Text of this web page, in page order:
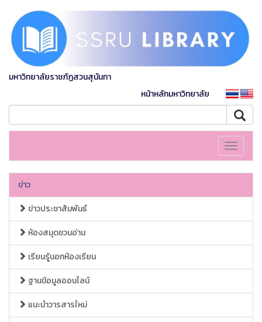
มหาวิทยาลัยราชภัฏสวนสุนันทา
หน้าหลักมหาวิทยาลัย
Toggle
ข่าว
ข่าวประชาสัมพันธ์
ห้องสมุดชวนอ่าน
เรียนรู้นอกห้องเรียน
ฐานข้อมูลออนไลน์
แนะนำวารสารใหม่